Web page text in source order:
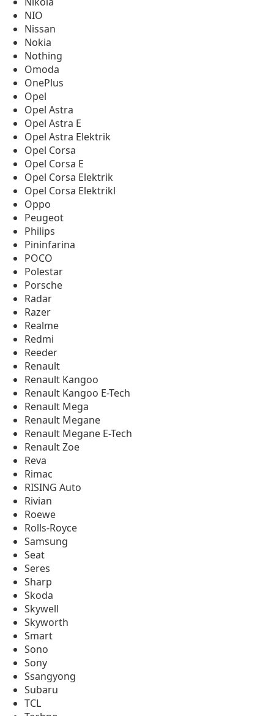
NIO
Nissan
Nokia
Nothing
Omoda
OnePlus
Opel
Opel Astra
Opel Astra E
Opel Astra Elektrik
Opel Corsa
Opel Corsa E
Opel Corsa Elektrik
Opel Corsa Elektrikl
Oppo
Peugeot
Philips
Pininfarina
POCO
Polestar
Porsche
Radar
Razer
Realme
Redmi
Reeder
Renault
Renault Kangoo
Renault Kangoo E-Tech
Renault Mega
Renault Megane
Renault Megane E-Tech
Renault Zoe
Reva
Rimac
RISING Auto
Rivian
Roewe
Rolls-Royce
Samsung
Seat
Seres
Sharp
Skoda
Skywell
Skyworth
Smart
Sono
Sony
Ssangyong
Subaru
TCL